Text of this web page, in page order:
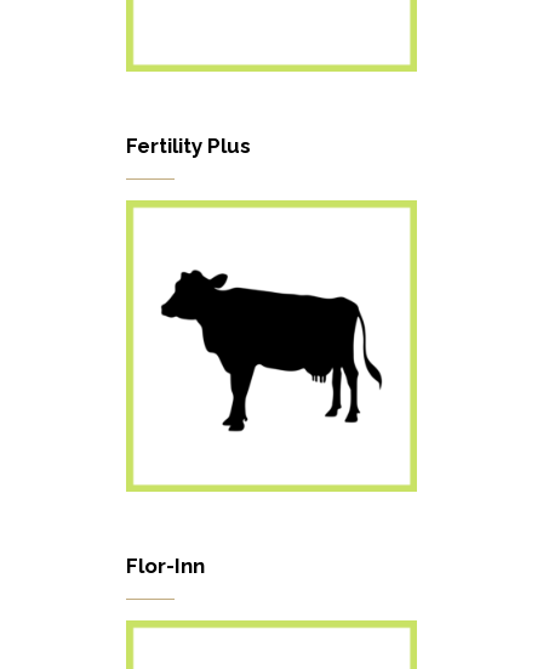
Fertility Plus
Flor-Inn